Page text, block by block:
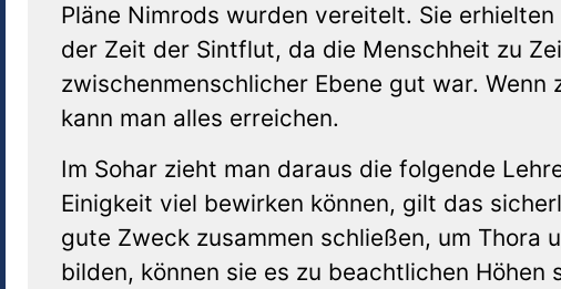
Pläne Nimrods wurden vereitelt. Sie
der Zeit der Sintflut, da die Menschheit zu
zwischenmenschlicher Ebene gut war.
kann man alles erreichen.
Im Sohar zieht man daraus die folgende
Einigkeit viel bewirken können, gilt das
gute Zweck zusammen schließen, um Thora
bilden, können sie es zu beachtlichen